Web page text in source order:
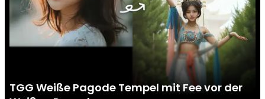
TGG Weiße Pagode Tempel mit Fee vor der